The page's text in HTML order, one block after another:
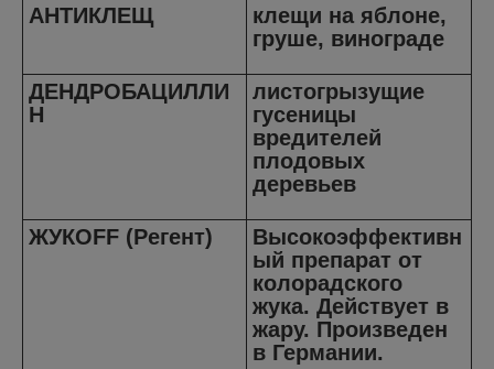
АНТИКЛЕЩ
клещи на яблоне,
груше, винограде
ДЕНДРОБАЦИЛЛИ
Н
листогрызущие
гусеницы
вредителей
плодовых
деревьев
ЖУКОFF (Регент)
Высокоэффективн
ый препарат от
колорадского
жука. Действует в
жару. Произведен
в Германии.